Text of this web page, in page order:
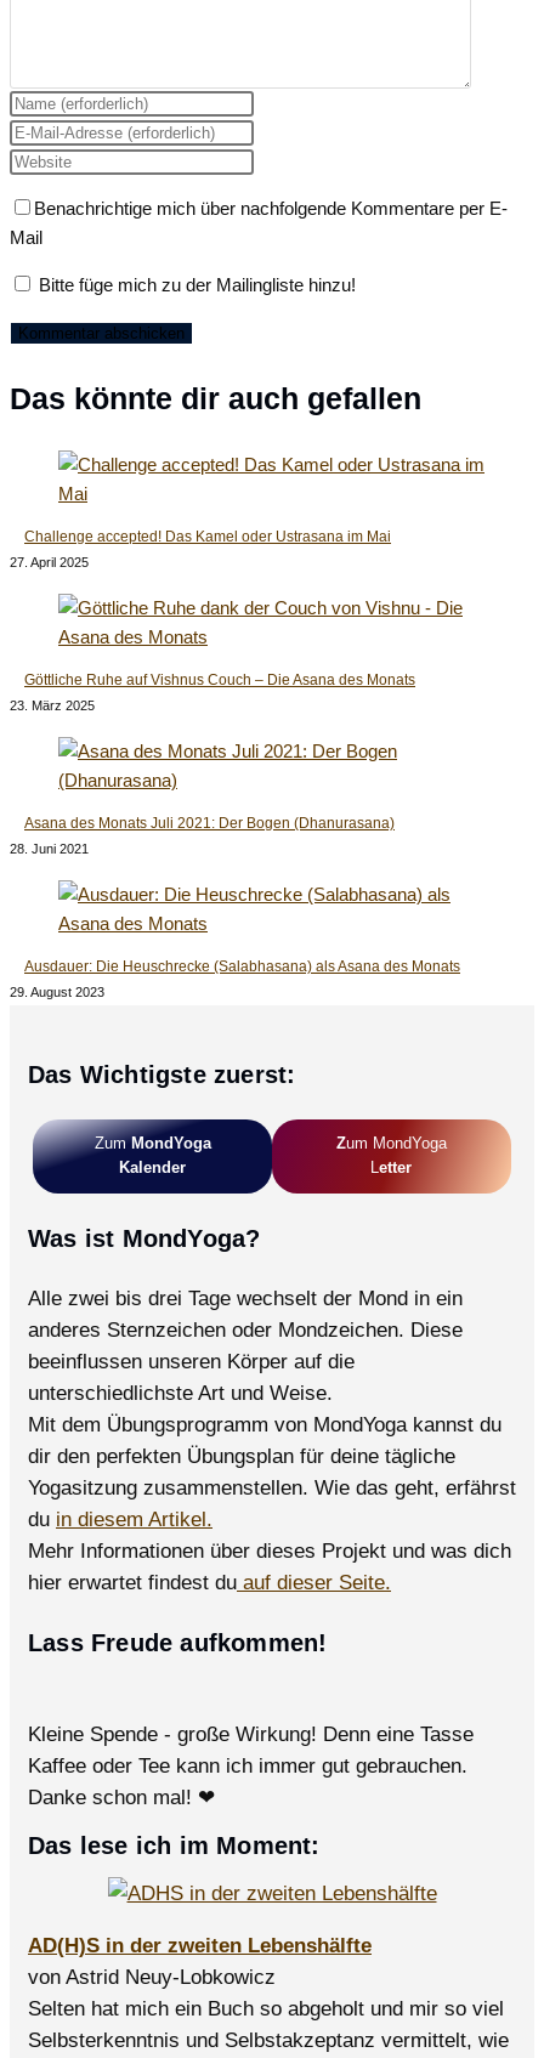
Gib
deinen
Namen
Benutzernamen
zum
Kommentieren
Gib
deine
Mail-
Adresse
zum
ein
Gib
Website-
URL
ein
Benachrichtige mich über nachfolgende Kommentare per E-
Mail
Bitte füge mich zu der Mailingliste hinzu!
Das könnte dir auch gefallen
Challenge accepted! Das Kamel oder Ustrasana im Mai
27. April 2025
Göttliche Ruhe auf Vishnus Couch – Die Asana des Monats
23. März 2025
Asana des Monats Juli 2021: Der Bogen (Dhanurasana)
28. Juni 2021
Ausdauer: Die Heuschrecke (Salabhasana) als Asana des Monats
29. August 2023
Das Wichtigste zuerst:
ZumMondYoga
Kalender
ZUm MondYoga
LEtter
Was ist MondYoga?
Alle zwei bis drei Tage wechselt der Mond in ein
anderes Sternzeichen oder Mondzeichen. Diese
beeinflussen unseren Körper auf die
unterschiedlichste Art und Weise.
Mit dem Übungsprogramm von MondYoga kannst du
dir den perfekten Übungsplan für deine tägliche
Yogasitzung zusammenstellen. Wie das geht, erfährst
du in diesem Artikel.
Mehr Informationen über dieses Projekt und was dich
hier erwartet findest du auf dieser Seite.
Lass Freude aufkommen!
Kleine Spende - große Wirkung! Denn eine Tasse
Kaffee oder Tee kann ich immer gut gebrauchen.
Danke schon mal! ❤
Das lese ich im Moment:
AD(H)S in der zweiten Lebenshälfte
von Astrid Neuy-Lobkowicz
Selten hat mich ein Buch so abgeholt und mir so viel
Selbsterkenntnis und Selbstakzeptanz vermittelt, wie